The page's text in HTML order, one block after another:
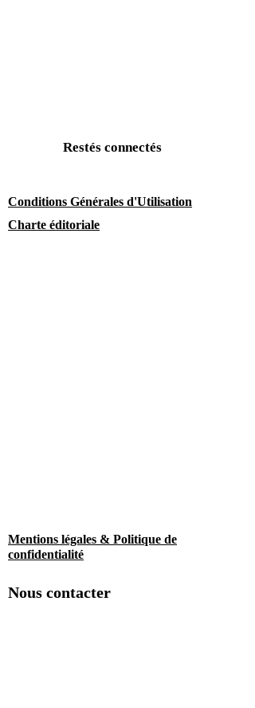
Restés connectés
Conditions Générales d'Utilisation
Charte éditoriale
Mentions légales & Politique de
confidentialité
Nous contacter